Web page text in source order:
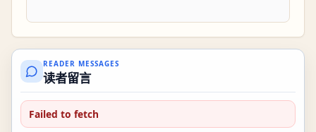
READER MESSAGES
读者留言
Failed to fetch